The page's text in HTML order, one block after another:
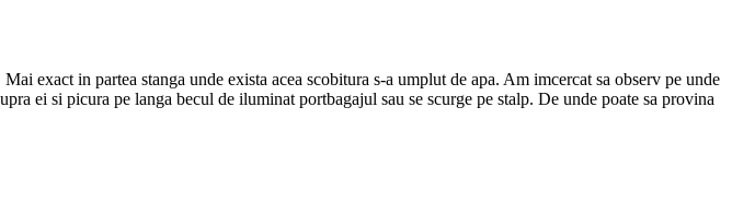
exact in partea stanga unde exista acea scobitura s-a umplut de apa. Am imcercat sa observ pe unde
ei si picura pe langa becul de iluminat portbagajul sau se scurge pe stalp. De unde poate sa provina